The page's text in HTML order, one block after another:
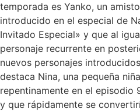
temporada es Yanko, un
introducido en el especial de
Invitado Especial» y que al
personaje recurrente en
nuevos personajes
destaca Nina, una pequeña
repentinamente en el episodio
y que rápidamente se